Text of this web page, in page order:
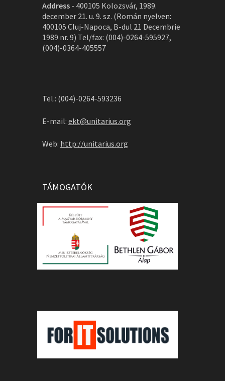
Address - 400105 Kolozsvár, 1989.
december 21. u. 9. sz. (Román nyelven:
400105 Cluj-Napoca, B-dul 21 Decembrie
1989 nr. 9) Tel/fax: (004)-0264-595927,
(004)-0364-405557
Tel.: (004)-0264-593236
E-mail: ekt@unitarius.org
Web: http://unitarius.org
TÁMOGATÓK